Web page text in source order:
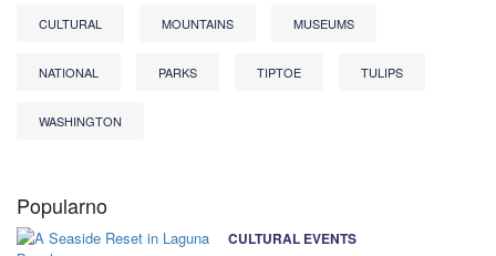
CULTURAL MOUNTAINS MUSEUMS
NATIONAL PARKS TIPTOE TULIPS
WASHINGTON
Popularno
CULTURAL EVENTS